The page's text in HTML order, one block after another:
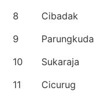
8
Cibadak
9
Parungkuda
10
Sukaraja
11
Cicurug